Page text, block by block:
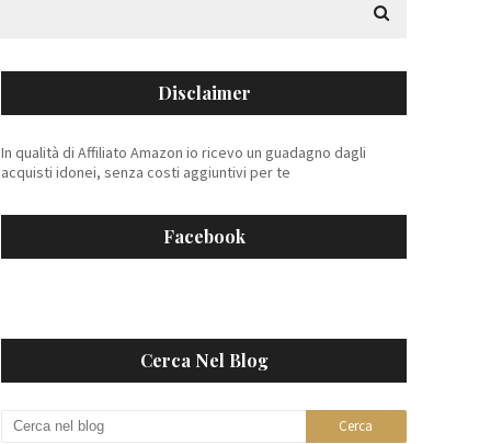
Disclaimer
In qualità di Affiliato Amazon io ricevo un guadagno dagli
acquisti idonei, senza costi aggiuntivi per te
Facebook
Cerca Nel Blog